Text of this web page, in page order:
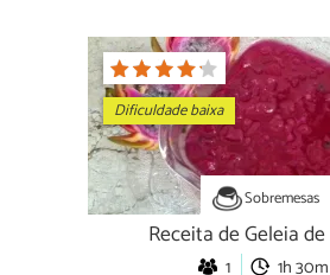
Dificuldade baixa
Sobremesas
Receita de Geleia
1 1h 30m